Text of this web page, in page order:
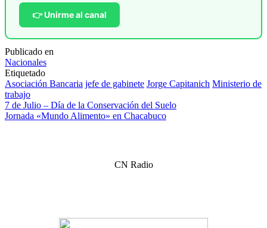
👉 Unirme al canal
Publicado en
Nacionales
Etiquetado
Asociación Bancaria jefe de gabinete Jorge Capitanich Ministerio de
trabajo
Navegación
de
7 de Julio – Día de la Conservación del Suelo
Jornada «Mundo Alimento» en Chacabuco
CN Radio